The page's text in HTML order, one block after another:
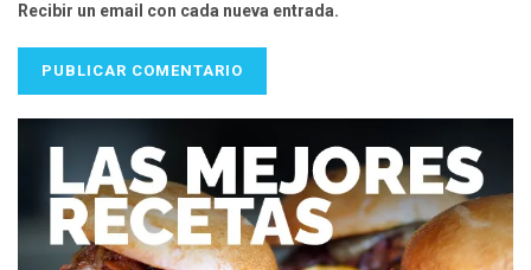
Recibir un email con cada nueva entrada.